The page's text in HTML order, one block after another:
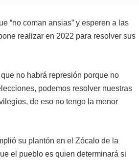
“no coman ansias” y esperen a las
realizar en 2022 para resolver sus
que no habrá represión porque no
podemos resolver nuestras
de eso no tengo la menor
su plantón en el Zócalo de la
el pueblo es quien determinará si